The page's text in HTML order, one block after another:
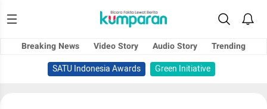
Breaking News Video Story Audio Story
Trending
SATU Indonesia Awards
Green Initiative